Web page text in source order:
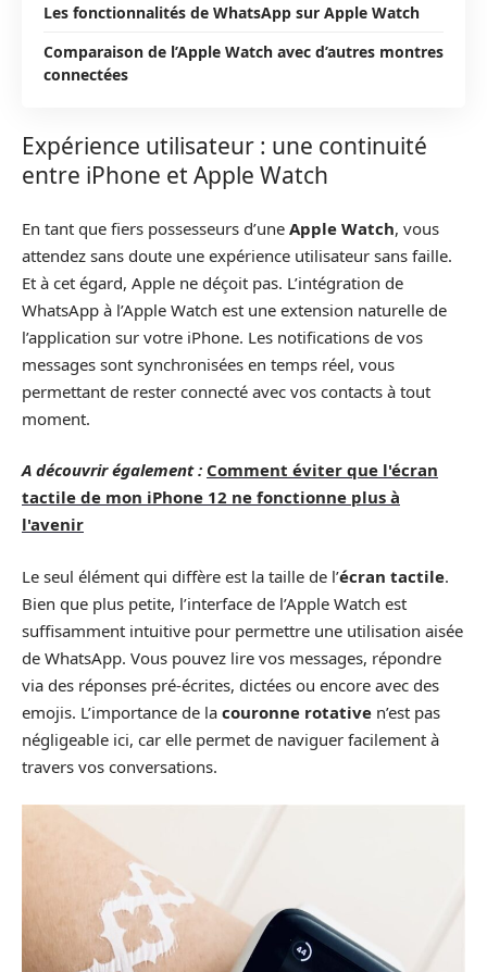
Les fonctionnalités de WhatsApp sur Apple Watch
Comparaison de l’Apple Watch avec d’autres montres
connectées
Expérience utilisateur : une continuité
entre iPhone et Apple Watch
En tant que fiers possesseurs d’une Apple Watch, vous
attendez sans doute une expérience utilisateur sans faille.
Et à cet égard, Apple ne déçoit pas. L’intégration de
WhatsApp à l’Apple Watch est une extension naturelle de
l’application sur votre iPhone. Les notifications de vos
messages sont synchronisées en temps réel, vous
permettant de rester connecté avec vos contacts à tout
moment.
A découvrir également : Comment éviter que l'écran
tactile de mon iPhone 12 ne fonctionne plus à
l'avenir
Le seul élément qui diffère est la taille de l’écran tactile.
Bien que plus petite, l’interface de l’Apple Watch est
suffisamment intuitive pour permettre une utilisation aisée
de WhatsApp. Vous pouvez lire vos messages, répondre
via des réponses pré-écrites, dictées ou encore avec des
emojis. L’importance de la couronne rotative n’est pas
négligeable ici, car elle permet de naviguer facilement à
travers vos conversations.